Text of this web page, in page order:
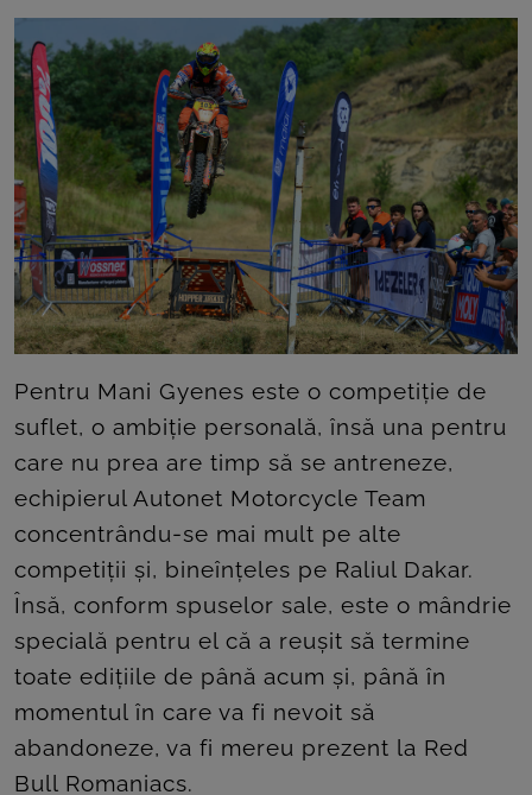
Pentru Mani Gyenes este o competiție de
suflet, o ambiție personală, însă una pentru
care nu prea are timp să se antreneze,
echipierul Autonet Motorcycle Team
concentrându-se mai mult pe alte
competiții și, bineînțeles pe Raliul Dakar.
Însă, conform spuselor sale, este o mândrie
specială pentru el că a reușit să termine
toate edițiile de până acum și, până în
momentul în care va fi nevoit să
abandoneze, va fi mereu prezent la Red
Bull Romaniacs.